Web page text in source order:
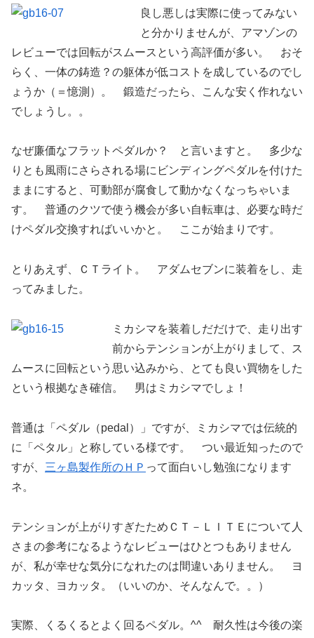
良し悪しは実際に使ってみない
と分かりませんが、アマゾンの
レビューでは回転がスムースという高評価が多い。 おそ
らく、一体の鋳造？の躯体が低コストを成しているのでし
ょうか（＝憶測）。 鍛造だったら、こんな安く作れない
でしょうし。。
なぜ廉価なフラットペダルか？ と言いますと。 多少な
りとも風雨にさらされる場にビンディングペダルを付けた
ままにすると、可動部が腐食して動かなくなっちゃいま
す。 普通のクツで使う機会が多い自転車は、必要な時だ
けペダル交換すればいいかと。 ここが始まりです。
とりあえず、ＣＴライト。 アダムセブンに装着をし、走
ってみました。
ミカシマを装着しだだけで、走り出す
前からテンションが上がりまして、ス
ムースに回転という思い込みから、とても良い買物をした
という根拠なき確信。 男はミカシマでしょ！
普通は「ペダル（pedal）」ですが、ミカシマでは伝統的
に「ペタル」と称している様です。 つい最近知ったので
すが、 三ヶ島製作所のＨＰ って面白いし勉強になります
ネ。
テンションが上がりすぎたためＣＴ－ＬＩＴＥについて人
さまの参考になるようなレビューはひとつもありません
が、私が幸せな気分になれたのは間違いありません。 ヨ
カッタ、ヨカッタ。（いいのか、そんなんで。。）
実際、くるくるとよく回るペダル。^^ 耐久性は今後の楽